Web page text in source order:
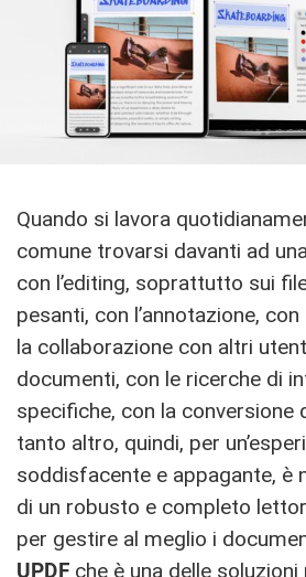
Quando si lavora
comune trovarsi davanti ad
con l’editing, soprattutto sui
pesanti, con l’annotazione,
la collaborazione con altri
documenti, con le ricerche di
specifiche, con la conversione
tanto altro, quindi, per
soddisfacente e appagante, è
di un robusto e completo
per gestire al meglio i
UPDFche è una delle soluzioni